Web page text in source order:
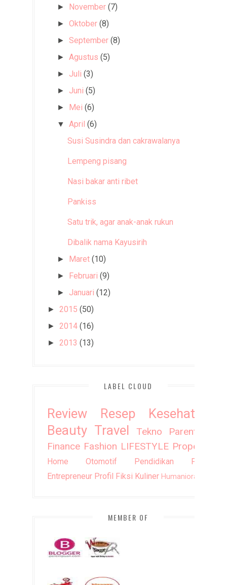
► November (7)
►Oktober (8)
►September (8)
►Agustus (5)
► Juli (3)
► Juni (5)
► Mei (6)
▼ April (6)
Susi Susindra dan cakrawalanya
Lempeng pisang
Nasi bakar anti ribet
Pankiss
Satu trik, agar anak-anak rukun
Dibalik nama Kayusirih
► Maret (10)
► Februari (9)
► Januari (12)
► 2015 (50)
► 2014 (16)
► 2013 (13)
LABEL CLOUD
Review Resep
Kesehatan
Beauty Travel Tekno
Parenting
Finance Fashion LIFESTYLE Property
Home Otomotif Pendidikan
Puisi
Entrepreneur Profil Fiksi Kuliner Humaniora
MEMBER OF